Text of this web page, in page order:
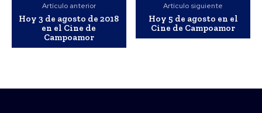
Artículo anterior
Hoy 3 de agosto de 2018
en el Cine de
Campoamor
Artículo siguiente
Hoy 5 de agosto en el
Cine de Campoamor